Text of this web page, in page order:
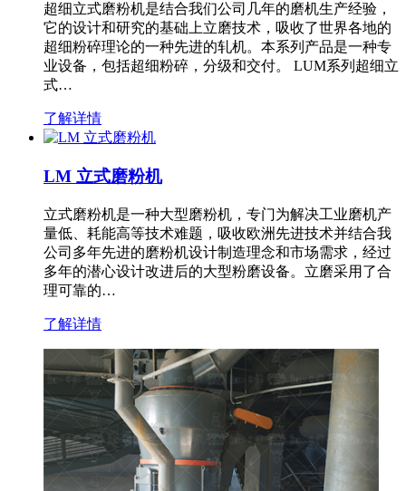
超细立式磨粉机是结合我们公司几年的磨机生产经验，
它的设计和研究的基础上立磨技术，吸收了世界各地的
超细粉碎理论的一种先进的轧机。本系列产品是一种专
业设备，包括超细粉碎，分级和交付。 LUM系列超细立
式…
了解详情
LM 立式磨粉机
立式磨粉机是一种大型磨粉机，专门为解决工业磨机产
量低、耗能高等技术难题，吸收欧洲先进技术并结合我
公司多年先进的磨粉机设计制造理念和市场需求，经过
多年的潜心设计改进后的大型粉磨设备。立磨采用了合
理可靠的…
了解详情